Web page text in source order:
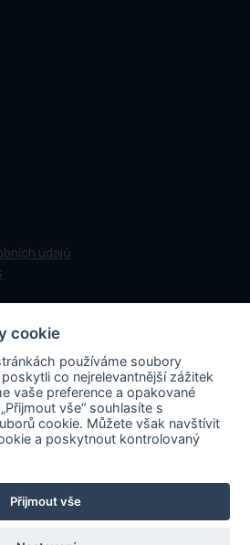
údajů
Pneucentrum N&N.
realizovalMatosoft.
ve spolupráci s Ministerstvem průmyslu a
NN-OLOMOUC“, rgč.
0006195. Projekt je spolufinancován
byla na střechu místa podnikání
cookie
používáme soubory
co nejrelevantnější zážitek
vaše preference a opakované
vše“ souhlasíte s
cookie. Můžete však navštívit
a poskytnout kontrolovaný
Přijmout vše